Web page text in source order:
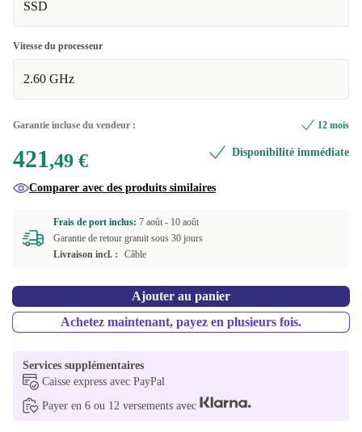
16.0 GB
SSD
Vitesse du processeur
2.60 GHz
Garantie incluse du vendeur : 12 mois
421,49 € Disponibilité immédiate
Comparer avec des produits similaires
Frais de port inclus: 7 août - 10 août
Garantie de retour gratuit sous 30 jours
Livraison incl. :
Câble
Ajouter au panier
Achetez maintenant, payez en plusieurs fois.
Services supplémentaires
Caisse express avec PayPal
Payer en 6 ou 12 versements avec